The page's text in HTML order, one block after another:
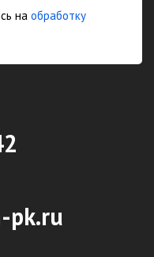
на обработку
pk.ru